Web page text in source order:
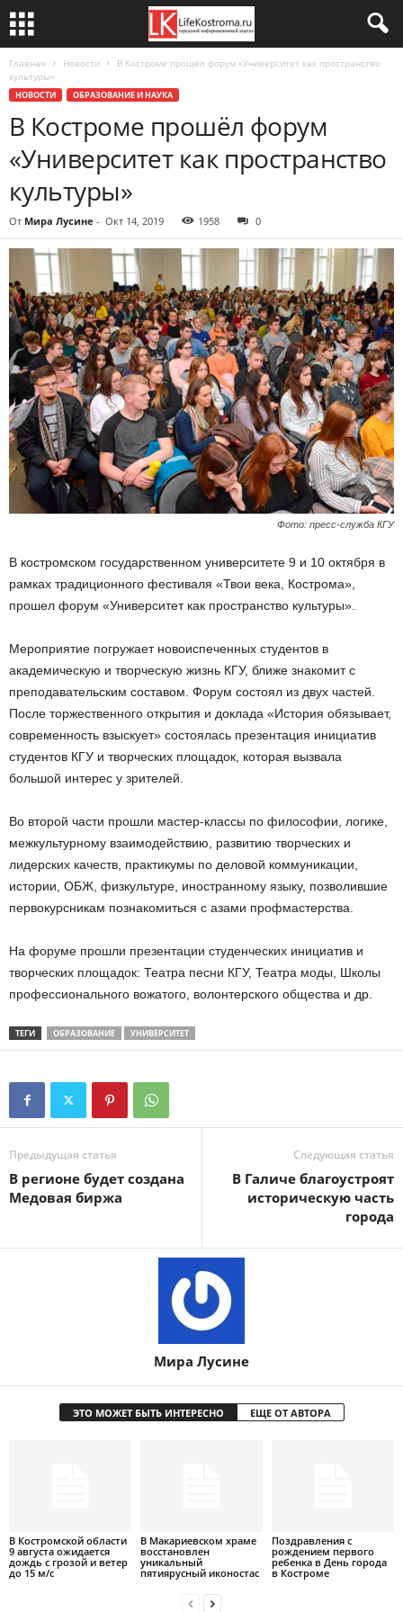
Главная Новости
В Костроме прошёл форум «Университет как пространство
культуры»
НОВОСТИ ОБРАЗОВАНИЕ И НАУКА
В Костроме прошёл форум
«Университет как пространство
культуры»
От Мира Лусине - Окт 14, 2019 1958 0
Фото: пресс-служба КГУ
В костромском государственном университете 9 и 10 октября в
рамках традиционного фестиваля «Твои века, Кострома»,
прошел форум «Университет как пространство культуры».
Мероприятие погружает новоиспеченных студентов в
академическую и творческую жизнь КГУ, ближе знакомит с
преподавательским составом. Форум состоял из двух частей.
После торжественного открытия и доклада «История обязывает,
современность взыскует» состоялась презентация инициатив
студентов КГУ и творческих площадок, которая вызвала
большой интерес у зрителей.
Во второй части прошли мастер-классы по философии, логике,
межкультурному взаимодействию, развитию творческих и
лидерских качеств, практикумы по деловой коммуникации,
истории, ОБЖ, физкультуре, иностранному языку, позволившие
первокурсникам познакомиться с азами профмастерства.
На форуме прошли презентации студенческих инициатив и
творческих площадок: Театра песни КГУ, Театра моды, Школы
профессионального вожатого, волонтерского общества и др.
ТЕГИ ОБРАЗОВАНИЕ УНИВЕРСИТЕТ
Предыдущая статья
В регионе будет создана
Медовая биржа
Следующая статья
В Галиче благоустроят
историческую часть
города
Мира Лусине
ЭТО МОЖЕТ БЫТЬ ИНТЕРЕСНО ЕЩЕ ОТ АВТОРА
В Костромской области
9 августа ожидается
дождь с грозой и ветер
до 15 м/с
В Макариевском храме
восстановлен
уникальный
пятиярусный иконостас
Поздравления с
рождением первого
ребенка в День города
в Костроме